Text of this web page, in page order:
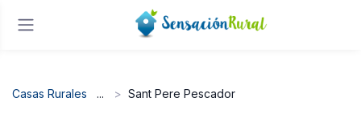
Casas Rurales Sant Pere Pescador